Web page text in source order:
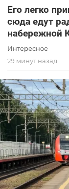
Его легко
сюда едут
набережной
Интересное
29 минут назад